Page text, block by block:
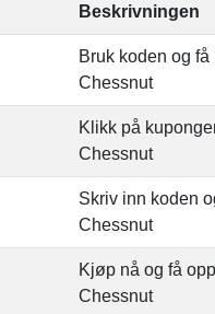
Beskrivningen
Bruk koden og
Chessnut
Klikk på
Chessnut
Skriv inn koden
Chessnut
Kjøp nå og få
Chessnut